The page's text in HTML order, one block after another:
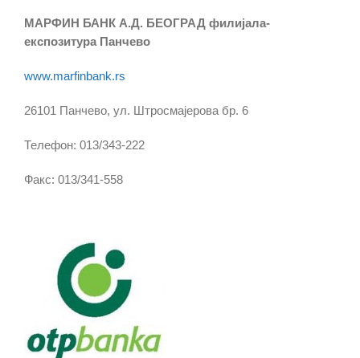
МАРФИН БАНК А.Д. БЕОГРАД филијала-
експозитура Панчево
www.marfinbank.rs
26101 Панчево, ул. Штросмајерова бр. 6
Телефон: 013/343-222
Факс: 013/341-558